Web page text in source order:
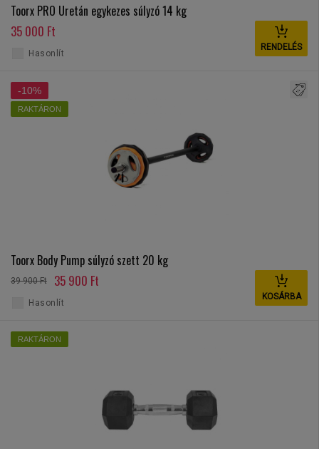
Toorx PRO Uretán egykezes súlyzó 14 kg
35 000 Ft
RENDELÉS
Hasonlít
-10%
RAKTÁRON
Toorx Body Pump súlyzó szett 20 kg
39 900 Ft 35 900 Ft
KOSÁRBA
Hasonlít
RAKTÁRON